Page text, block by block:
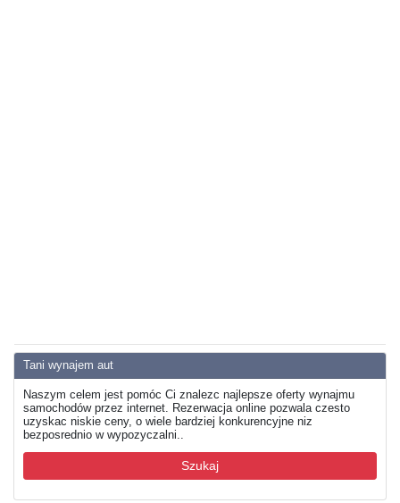
Tani wynajem aut
Naszym celem jest pomóc Ci znalezc najlepsze oferty wynajmu
samochodów przez internet. Rezerwacja online pozwala czesto
uzyskac niskie ceny, o wiele bardziej konkurencyjne niz
bezposrednio w wypozyczalni..
Szukaj